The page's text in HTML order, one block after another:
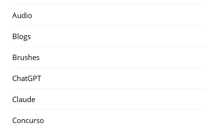
Audio
Blogs
Brushes
ChatGPT
Claude
Concurso